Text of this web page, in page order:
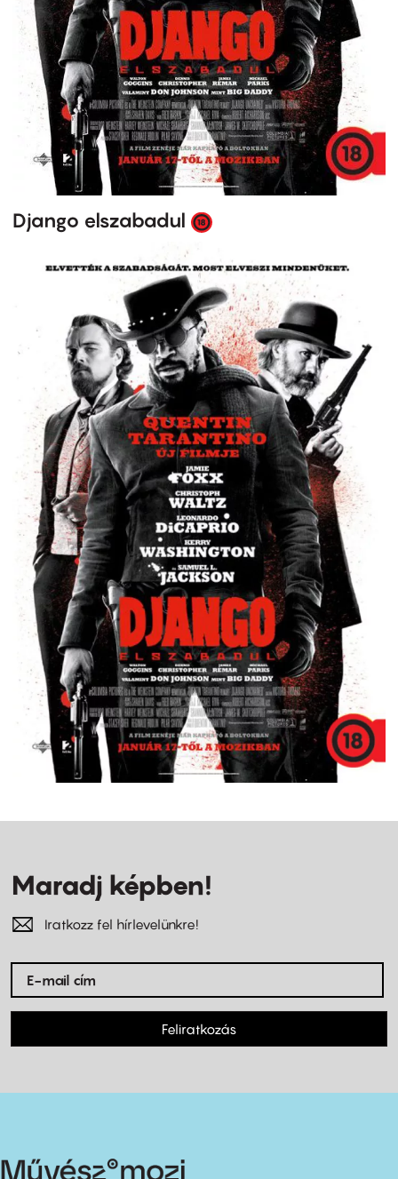
Django elszabadul
Maradj képben!
Iratkozz fel hírlevelünkre!
Feliratkozás